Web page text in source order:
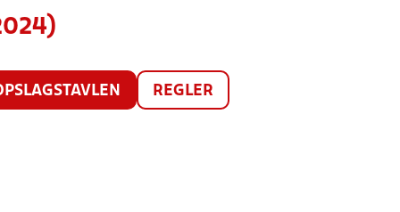
REGLER